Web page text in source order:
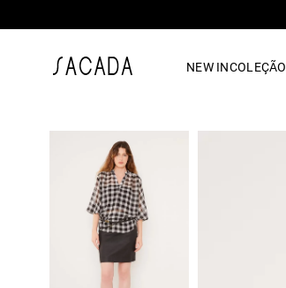
NEW INCOLEÇÃO
vestido midi